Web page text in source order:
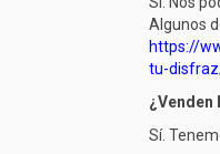
Algunos
https://
tu-
Sí.